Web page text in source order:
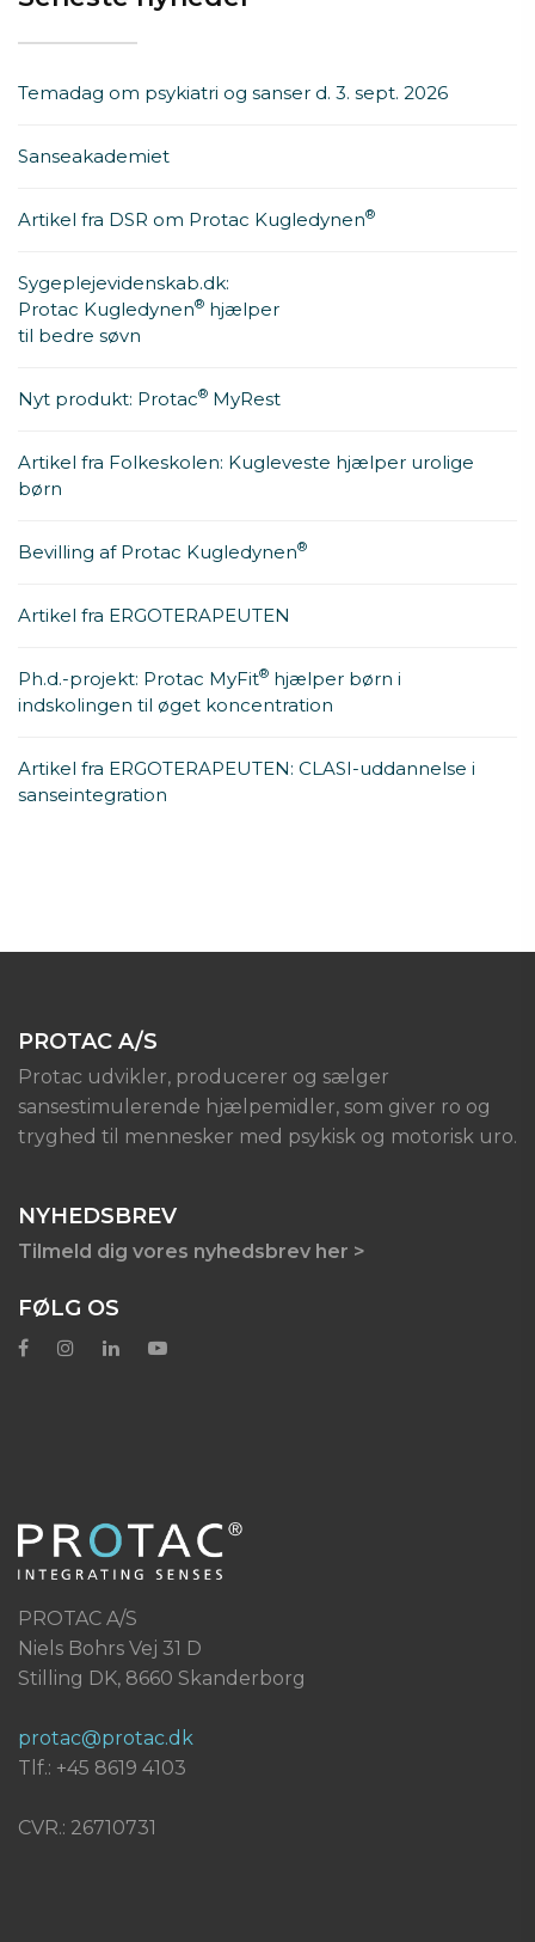
Temadag om psykiatri og sanser d. 3. sept. 2026
Sanseakademiet
Artikel fra DSR om Protac Kugledynen®
Sygeplejevidenskab.dk:
Protac Kugledynen® hjælper
til bedre søvn
Nyt produkt: Protac® MyRest
Artikel fra Folkeskolen: Kugleveste hjælper urolige
børn
Bevilling af Protac Kugledynen®
Artikel fra ERGOTERAPEUTEN
Ph.d.-projekt: Protac MyFit® hjælper børn i
indskolingen til øget koncentration
Artikel fra ERGOTERAPEUTEN: CLASI-uddannelse i
sanseintegration
PROTAC A/S
Protac udvikler, producerer og sælger
sansestimulerende hjælpemidler, som giver ro og
tryghed til mennesker med psykisk og motorisk uro.
NYHEDSBREV
Tilmeld dig vores nyhedsbrev her >
FØLG OS
PROTAC A/S
Niels Bohrs Vej 31 D
Stilling DK, 8660 Skanderborg
protac@protac.dk
Tlf.: +45 8619 4103
CVR.: 26710731